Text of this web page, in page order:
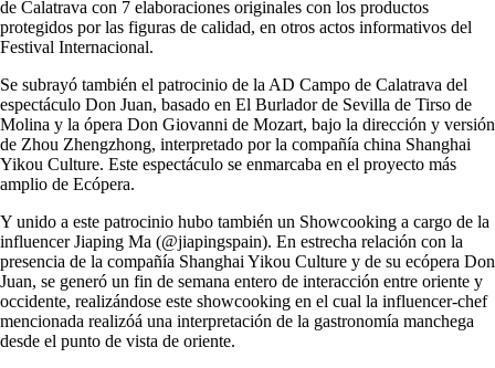
de Calatrava con 7 elaboraciones originales con los productos
protegidos por las figuras de calidad, en otros actos informativos del
Festival Internacional.
Se subrayó también el patrocinio de la AD Campo de Calatrava del
espectáculo Don Juan, basado en El Burlador de Sevilla de Tirso de
Molina y la ópera Don Giovanni de Mozart, bajo la dirección y versión
de Zhou Zhengzhong, interpretado por la compañía china Shanghai
Yikou Culture. Este espectáculo se enmarcaba en el proyecto más
amplio de Ecópera.
Y unido a este patrocinio hubo también un Showcooking a cargo de la
influencer Jiaping Ma (@jiapingspain). En estrecha relación con la
presencia de la compañía Shanghai Yikou Culture y de su ecópera Don
Juan, se generó un fin de semana entero de interacción entre oriente y
occidente, realizándose este showcooking en el cual la influencer-chef
mencionada realizóá una interpretación de la gastronomía manchega
desde el punto de vista de oriente.